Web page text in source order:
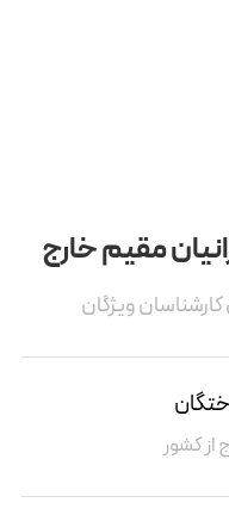
مقیم خارج
ویژگان
از کشور